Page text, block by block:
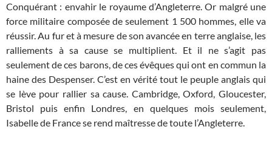
Conquérant : envahir le royaume d’Angleterre. Or malgré une
force militaire composée de seulement 1 500 hommes, elle va
réussir. Au fur et à mesure de son avancée en terre anglaise, les
ralliements à sa cause se multiplient. Et il ne s’agit pas
seulement de ces barons, de ces évêques qui ont en commun la
haine des Despenser. C’est en vérité tout le peuple anglais qui
se lève pour rallier sa cause. Cambridge, Oxford, Gloucester,
Bristol puis enfin Londres, en quelques mois seulement,
Isabelle de France se rend maîtresse de toute l’Angleterre.